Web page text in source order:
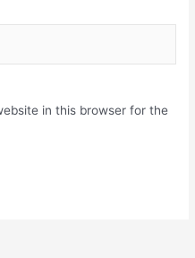
in this browser for the